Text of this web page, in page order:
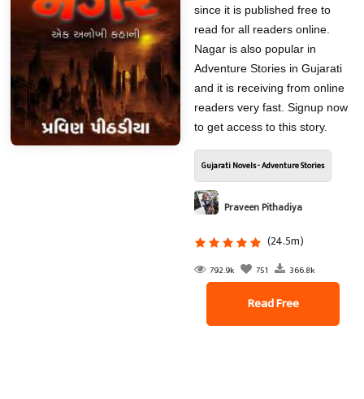
since it is published free to
read for all readers online.
Nagar is also popular in
Adventure Stories in Gujarati
and it is receiving from online
readers very fast. Signup now
to get access to this story.
Gujarati Novels - Adventure Stories
Praveen Pithadiya
(24.5m)
792.9k 751 366.8k
Read Free